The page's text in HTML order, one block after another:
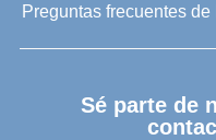
Preguntas frecuentes
Sé parte de